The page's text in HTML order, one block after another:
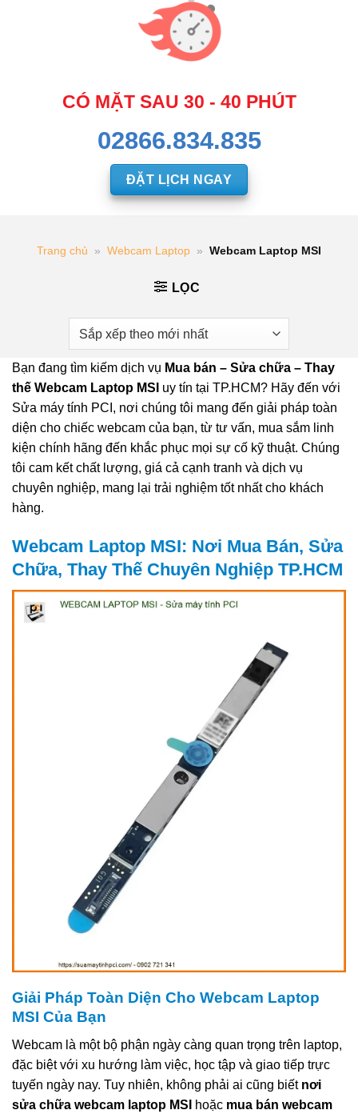
CÓ MẶT SAU 30 - 40 PHÚT
02866.834.835
ĐẶT LỊCH NGAY
Trang chủ » Webcam Laptop » Webcam Laptop MSI
LỌC
Bạn đang tìm kiếm dịch vụ Mua bán – Sửa chữa – Thay
thế Webcam Laptop MSI uy tín tại TP.HCM? Hãy đến với
Sửa máy tính PCI, nơi chúng tôi mang đến giải pháp toàn
diện cho chiếc webcam của bạn, từ tư vấn, mua sắm linh
kiện chính hãng đến khắc phục mọi sự cố kỹ thuật. Chúng
tôi cam kết chất lượng, giá cả cạnh tranh và dịch vụ
chuyên nghiệp, mang lại trải nghiệm tốt nhất cho khách
hàng.
Webcam Laptop MSI: Nơi Mua Bán, Sửa
Chữa, Thay Thế Chuyên Nghiệp TP.HCM
Giải Pháp Toàn Diện Cho Webcam Laptop
MSI Của Bạn
Webcam là một bộ phận ngày càng quan trọng trên laptop,
đặc biệt với xu hướng làm việc, học tập và giao tiếp trực
tuyến ngày nay. Tuy nhiên, không phải ai cũng biết nơi
sửa chữa webcam laptop MSI
hoặc mua bán webcam